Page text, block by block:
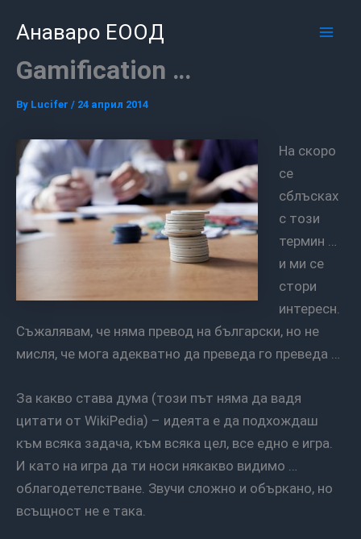
Анаваро ЕООД
Gamification …
By Lucifer / 24 април 2014
На скоро
се
сблъсках
с този
термин …
и ми се
стори
интересн.
Съжалявам, че няма превод на български, но не
мисля, че мога адекватно да преведа го преведа …
За какво става дума (този път няма да вадя
цитати от WikiPedia) – идеята е да подхождаш
към всяка задача, към всяка цел, все едно е игра.
И като на игра да ти носи някакво видимо …
облагодетелстване. Звучи сложно и объркано, но
всъщност не е така.